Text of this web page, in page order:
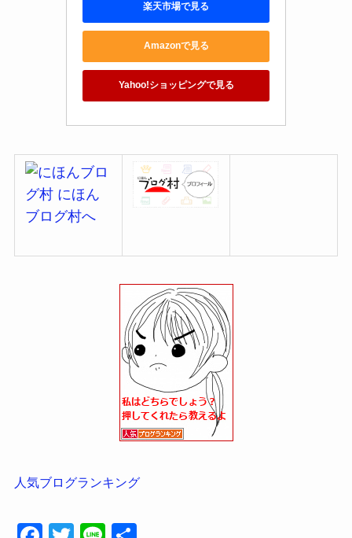
楽天市場で見る
Amazonで見る
Yahoo!ショッピングで見る
人気ブログランキング